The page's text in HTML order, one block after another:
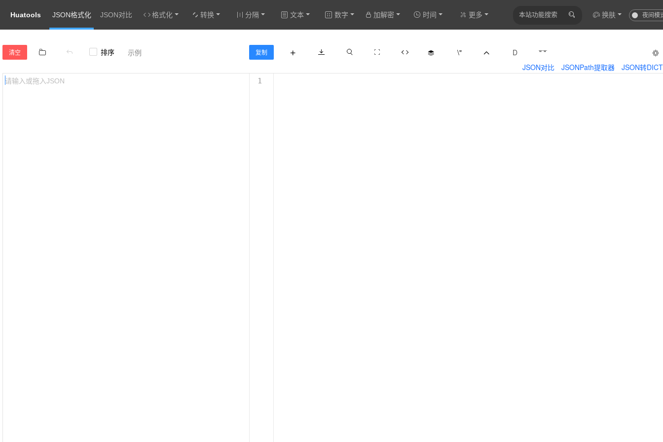
Huatools JSON格式化 JSON对比 格式化 转换 分隔 文本 数字 加解密 时间 更多 夜间模
换肤
清空 排序 示例 复制 \" D
" "
JSON对比
JSONPath提取器 JSON转DICT
请输入或拖入JSON 1